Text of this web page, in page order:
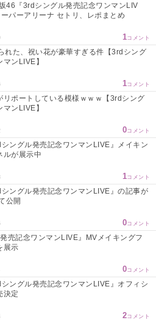
46『3rdシングル発売記念ワンマンLIV
パーアリーナ セトリ、レポまとめ
1コメント
れた、祝い花が豪華すぎる件【3rdシング
ンLIVE】
1コメント
リポートしている模様ｗｗｗ【3rdシング
ンLIVE】
0コメント
ングル発売記念ワンマンLIVE』メイキン
ルが展示中
1コメント
ングル発売記念ワンマンLIVE』の記事が
公開
0コメント
発売記念ワンマンLIVE』MVメイキングフ
展示
0コメント
ングル発売記念ワンマンLIVE』オフィシ
決定
2コメント